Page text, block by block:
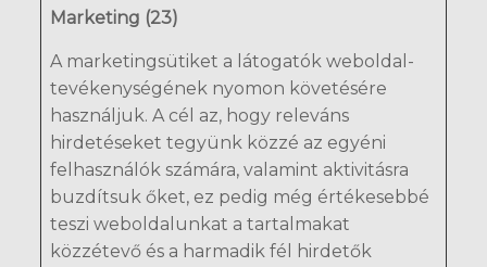
Marketing (23)
A marketingsütiket a látogatók weboldal-
tevékenységének nyomon követésére
használjuk. A cél az, hogy releváns
hirdetéseket tegyünk közzé az egyéni
felhasználók számára, valamint aktivitásra
buzdítsuk őket, ez pedig még értékesebbé
teszi weboldalunkat a tartalmakat
közzétevő és a harmadik fél hirdetők